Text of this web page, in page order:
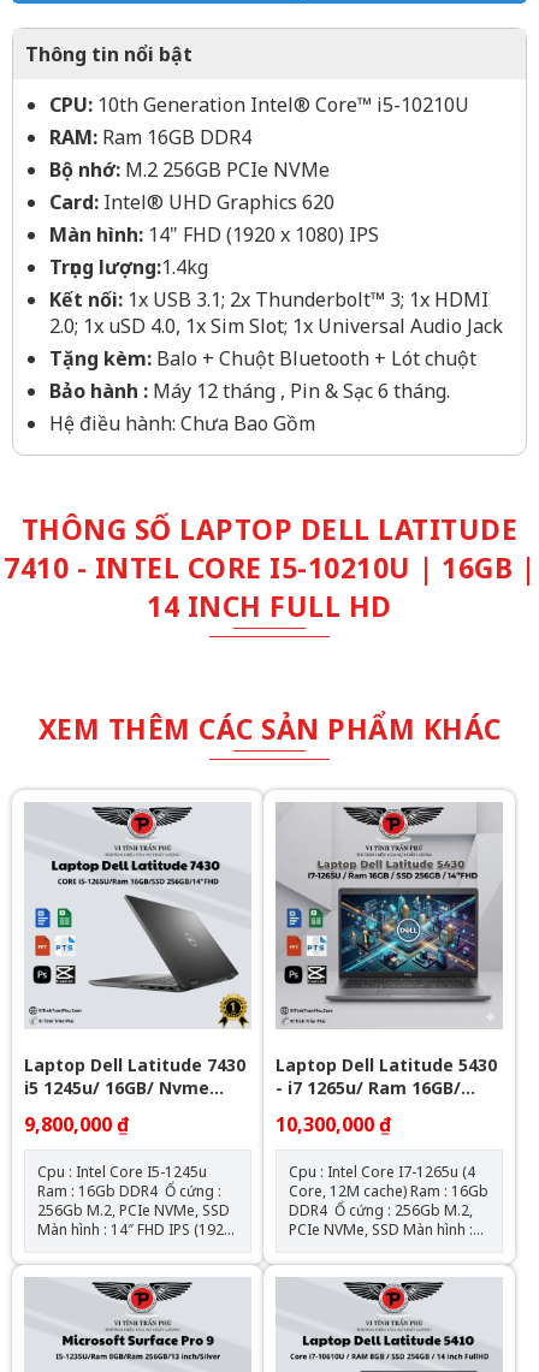
Thông tin nổi bật
CPU: 10th Generation Intel® Core™ i5-10210U
RAM: Ram 16GB DDR4
Bộ nhớ: M.2 256GB PCIe NVMe
Card: Intel® UHD Graphics 620
Màn hình: 14" FHD (1920 x 1080) IPS
Trọng lượng:1.4kg
Kết nối: 1x USB 3.1; 2x Thunderbolt™ 3; 1x HDMI
2.0; 1x uSD 4.0, 1x Sim Slot; 1x Universal Audio Jack
Tặng kèm: Balo + Chuột Bluetooth + Lót chuột
Bảo hành : Máy 12 tháng , Pin & Sạc 6 tháng.
Hệ điều hành: Chưa Bao Gồm
THÔNG SỐ LAPTOP DELL LATITUDE
7410 - INTEL CORE I5-10210U | 16GB |
14 INCH FULL HD
XEM THÊM CÁC SẢN PHẨM KHÁC
Laptop Dell Latitude 7430
i5 1245u/ 16GB/ Nvme
256Gb/ 14" FHD
9,800,000 ₫
Cpu : Intel Core I5-1245u
Ram : 16Gb DDR4 Ổ cứng :
256Gb M.2, PCIe NVMe, SSD
Màn hình : 14″ FHD IPS (1920
x 1080) Đồ họa : Intel® Iris®
XE Graphics Kết nối : 1 USB
3.2 Gen 1 port with
PowerShare l 2 Thunderbolt
4 ports with DisplayPort Alt
Mode/USB4/Power Delivery l
1 Universal audio port l 1
Laptop Dell Latitude 5430
- i7 1265u/ Ram 16GB/
Nvme 256GB/ 14" FHD
10,300,000 ₫
Cpu : Intel Core I7-1265u (4
Core, 12M cache) Ram : 16Gb
DDR4 Ổ cứng : 256Gb M.2,
PCIe NVMe, SSD Màn hình :
14″ FHD IPS (1920 x 1080) Đồ
họa : Intel® Iris® XE
Graphics Kết nối : 1 USB 3.2
port with PowerShare 2
Thunderbolt™ 4 ports with
DisplayPort Alt Mode/USB